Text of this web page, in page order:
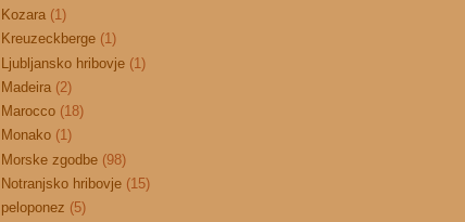
Kozara (1)
Kreuzeckberge (1)
Ljubljansko hribovje (1)
Madeira (2)
Marocco (18)
Monako (1)
Morske zgodbe (98)
Notranjsko hribovje (15)
peloponez (5)